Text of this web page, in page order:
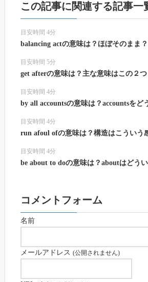
この記事に関連する記事一
目安時間 4分
balancing actの意味は？ほぼそのまま？
目安時間 5分
get afterの意味は？主な意味はこの２つ
目安時間 4分
by all accountsの意味は？accountsをど
目安時間 4分
run afoul ofの意味は？構造はこういう
目安時間 4分
be about to doの意味は？aboutはどう
コメントフォーム
名前
メールアドレス (公開されません)